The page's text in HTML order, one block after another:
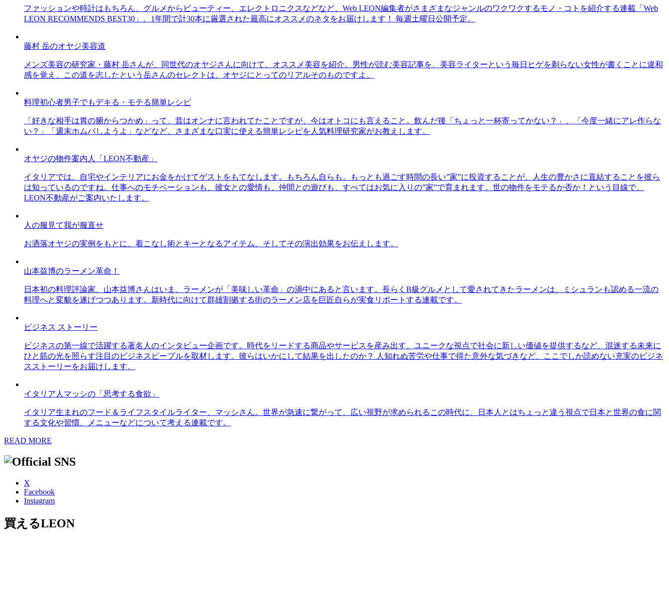
ファッションや時計はもちろん、グルメからビューティー、エレクトロニクスなどなど、Web LEON編集者がさまざまなジャンルのワクワクするモノ・コトを紹介する連載「Web
LEON RECOMMENDS BEST30」。1年間で計30本に厳選された最高にオススメのネタをお届けします！ 毎週土曜日公開予定。
藤村 岳のオヤジ美容道
メンズ美容の研究家・藤村 岳さんが、同世代のオヤジさんに向けて、オススメ美容を紹介。男性が読む美容記事を、美容ライターという毎日ヒゲを剃らない女性が書くことに違和
感を覚え、この道を志したという岳さんのセレクトは、オヤジにとってのリアルそのものですよ。
料理初心者男子でもデキる・モテる簡単レシピ
「好きな相手は胃の腑からつかめ」って、昔はオンナに言われてたことですが、今はオトコにも言えること。飲んだ後「ちょっと一杯寄ってかない？」、「今度一緒にアレ作らな
い？」「週末ホムパしようよ」などなど、さまざまな口実に使える簡単レシピを人気料理研究家がお教えします。
オヤジの物件案内人「LEON不動産」
イタリアでは、自宅やインテリアにお金をかけてゲストをもてなします。もちろん自らも。もっとも過ごす時間の長い”家”に投資することが、人生の豊かさに直結することを彼ら
は知っているのですね。仕事へのモチベーションも、彼女との愛情も、仲間との遊びも、すべてはお気に入りの”家”で育まれます。世の物件をモテるか否か！という目線で、
LEON不動産がご案内いたします。
人の服見て我が服直せ
お洒落オヤジの実例をもとに、着こなし術とキーとなるアイテム、そしてその演出効果をお伝えします。
山本益博のラーメン革命！
日本初の料理評論家、山本益博さんはいま、ラーメンが「美味しい革命」の渦中にあると言います。長らくB級グルメとして愛されてきたラーメンは、ミシュランも認める一流の
料理へと変貌を遂げつつあります。新時代に向けて群雄割拠する街のラーメン店を巨匠自らが実食リポートする連載です。
ビジネス ストーリー
ビジネスの第一線で活躍する著名人のインタビュー企画です。時代をリードする商品やサービスを産み出す、ユニークな視点で社会に新しい価値を提供するなど、混迷する未来に
ひと筋の光を照らす注目のビジネスピープルを取材します。彼らはいかにして結果を出したのか？ 人知れぬ苦労や仕事で得た意外な気づきなど、ここでしか読めない充実のビジネ
スストーリーをお届けします。
イタリア人マッシの「思考する食欲」
イタリア生まれのフード＆ライフスタイルライター、マッシさん。世界が急速に繋がって、広い視野が求められるこの時代に、日本人とはちょっと違う視点で日本と世界の食に関
する文化や習慣、メニューなどについて考える連載です。
READ MORE
X
Facebook
Instagram
買えるLEON